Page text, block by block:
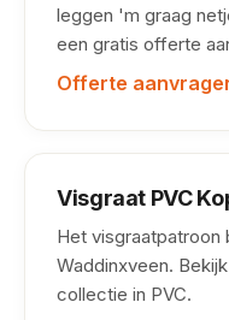
leggen 'm graag
een gratis offerte
Offerte
Visgraat PVC
Het visgraatpatroon
Waddinxveen.
collectie in PVC.